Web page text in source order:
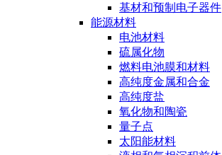
基材和预制电子器件
能源材料
电池材料
硫属化物
燃料电池膜和材料
高纯度金属和合金
高纯度盐
氧化物和陶瓷
量子点
太阳能材料